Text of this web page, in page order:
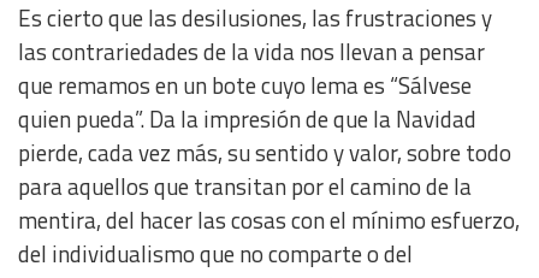
Es cierto que las desilusiones, las frustraciones y
las contrariedades de la vida nos llevan a pensar
que remamos en un bote cuyo lema es “Sálvese
quien pueda”. Da la impresión de que la Navidad
pierde, cada vez más, su sentido y valor, sobre todo
para aquellos que transitan por el camino de la
mentira, del hacer las cosas con el mínimo esfuerzo,
del individualismo que no comparte o del
Use precise geolocation data
Identify devices based on information actively requested
Non-IAB processing purposes:
Essential
Analytical